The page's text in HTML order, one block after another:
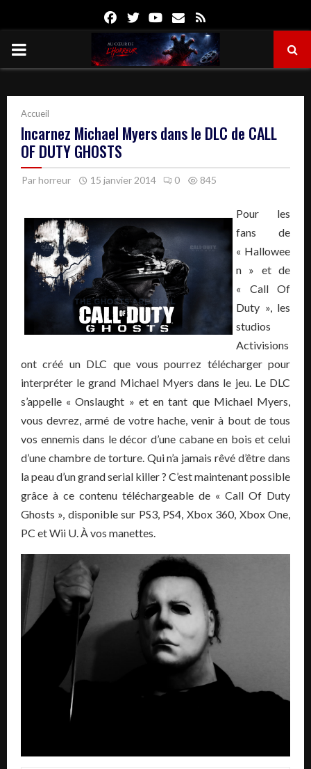
FacebookTwitterYoutube
Email
PRIMARY
Accueil
Incarnez Michael Myers dans le DLC de CALL
OF DUTY GHOSTS
Parhorreur 15 janvier 2014 0 845
Pour les
fans de
« Hallowee
n » et de
« Call Of
Duty », les
studios
Activisions
ont créé un DLC que vous pourrez télécharger pour
interpréter le grand Michael Myers dans le jeu. Le DLC
s’appelle « Onslaught » et en tant que Michael Myers,
vous devrez, armé de votre hache, venir à bout de tous
vos ennemis dans le décor d’une cabane en bois et celui
d’une chambre de torture. Qui n’a jamais rêvé d’être dans
la peau d’un grand serial killer ? C’est maintenant possible
grâce à ce contenu téléchargeable de « Call Of Duty
Ghosts », disponible sur PS3, PS4, Xbox 360, Xbox One,
PC et Wii U. À vos manettes.